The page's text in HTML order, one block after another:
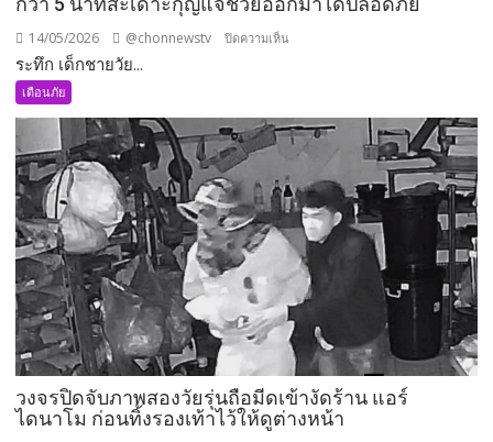
ก่อน
จราจร
ลด
ความเร็ว-
หยุด
รถ
ห่าง5เมตร
เพื่อ
ความ
ปลอดภัย
14/05/2026 @chonnewstv ปิดความเห็น
วัย
ขวบ
เผลอ
หลับ
ติด
อยู่
ภายใน
รถ
กลาง
ลาน
จอด
ร้าน
ระทึก เด็กชายวัย...
เตือนภัย
วงจรปิดจับภาพสองวัยรุ่นถือมีดเข้างัดร้าน แอร์
ไดนาโม ก่อนทิ้งรองเท้าไว้ให้ดูต่างหน้า